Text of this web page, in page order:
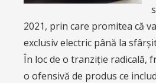
2021, prin care promitea că
exclusiv electric până la
În loc de o tranziție radicală,
o ofensivă de produs ce